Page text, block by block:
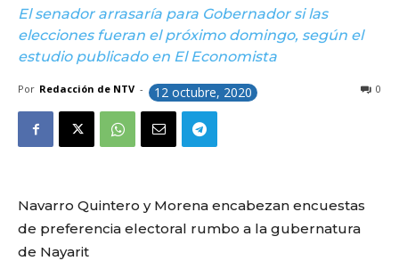
El senador arrasaría para Gobernador si las
elecciones fueran el próximo domingo, según el
estudio publicado en El Economista
Por Redacción de NTV - 12 octubre, 2020 0
Navarro Quintero y Morena encabezan encuestas
de preferencia electoral rumbo a la gubernatura
de Nayarit